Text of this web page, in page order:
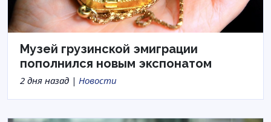
Музей грузинской эмиграции
пополнился новым экспонатом
2 дня назад | Новости